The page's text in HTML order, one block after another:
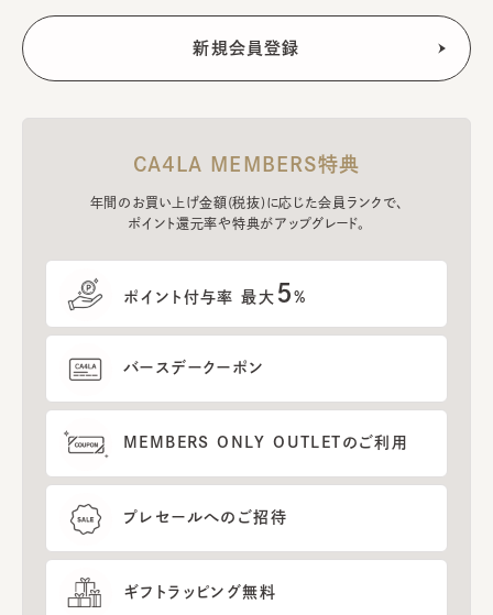
CA4LA MEMBERS特典
年間のお買い上げ金額(税抜)に応じた会員ランクで、
ポイント還元率や特典がアップグレード。
ポイント付与率 最大 5%
バースデークーポン
MEMBERS ONLY OUTLETのご利用
プレセールへのご招待
ギフトラッピング無料